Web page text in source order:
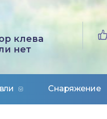
Снаряжение
клева
нет